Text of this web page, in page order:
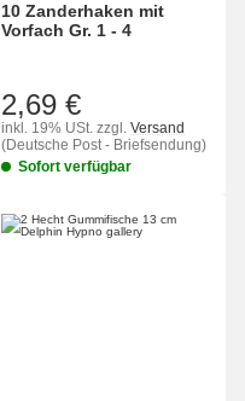
10 Zanderhaken mit
Vorfach Gr. 1 - 4
2,69 €
inkl. 19% USt. zzgl. Versand
(Deutsche Post - Briefsendung)
Sofort verfügbar